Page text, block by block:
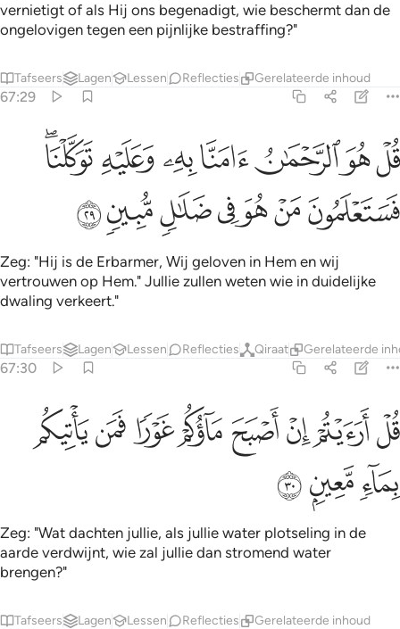
vernietigt of als Hij ons begenadigt, wie beschermt dan de
ongelovigen tegen een pijnlijke bestraffing?"
Tafseers Lagen Lessen Reflecties Gerelateerde inhoud
67:29
قل هو الرحمان امنا به وعليه توكلنا فستعلمون من هو في ضلال مبين ٢٩
قُلْ هُوَ ٱلرَّحْمَـٰنُ ءَامَنَّا بِهِۦ وَعَلَيْهِ تَوَكَّلْنَا ۖ فَسَتَعْلَمُونَ مَنْ هُوَ فِى
ﱟﱠﱡﱢﱣﱤﱥﱦ
ﱧﱨﱩﱪﱫﱬﱭ
Zeg: "Hij is de Erbarmer, Wij geloven in Hem en wij
vertrouwen op Hem." Jullie zullen weten wie in duidelijke
dwaling verkeert."
Tafseers Lagen Lessen Reflecties Qiraat Gerelateerde
67:30
قل ارايتم ان اصبح ماوكم غورا فمن ياتيكم بماء معين ٣٠
قُلْ أَرَءَيْتُمْ إِنْ أَصْبَحَ مَآؤُكُمْ غَوْرًۭا فَمَن يَأْتِيكُم بِمَآءٍۢ مَّعِينٍۭ ٣٠
ﱮﱯﱰﱱﱲﱳﱴﱵ
ﱶﱷﱸ
Zeg: "Wat dachten jullie, als jullie water plotseling in de
aarde verdwijnt, wie zal jullie dan stromend water
brengen?"
Tafseers Lagen Lessen Reflecties Gerelateerde inhoud